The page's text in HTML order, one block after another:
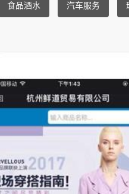
食品酒水 汽车服务